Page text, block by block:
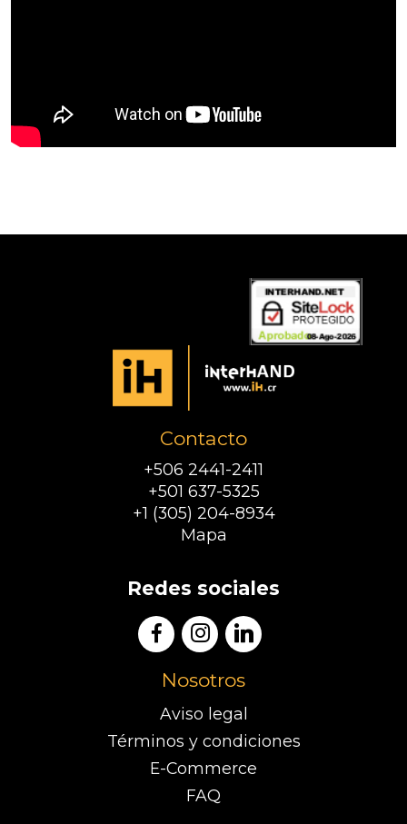
Contacto
+506 2441-2411
+501 637-5325
+1 (305) 204-8934
Mapa
Redes sociales
Nosotros
Aviso legal
Términos y condiciones
E-Commerce
FAQ